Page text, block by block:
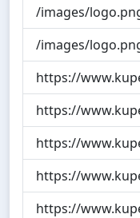
/images/
/images/
https://
https://
https://
https://
https://